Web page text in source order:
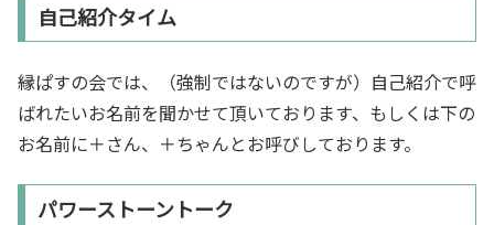
自己紹介タイム
縁ぱすの会では、（強制ではないのですが）自己紹介で呼
ばれたいお名前を聞かせて頂いております、もしくは下の
お名前に＋さん、＋ちゃんとお呼びしております。
パワーストーントーク